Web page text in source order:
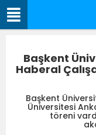
Başkent
Haberal
Başkent
Üniversitesi
töreni